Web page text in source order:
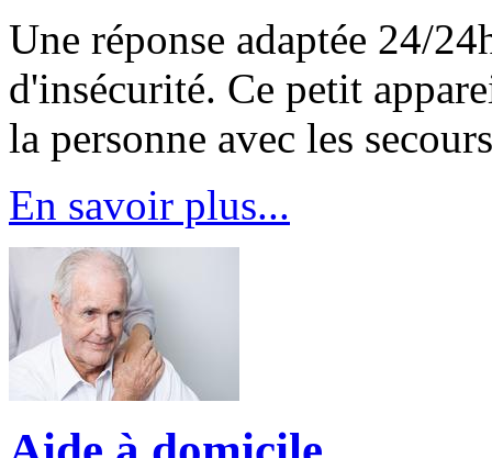
Une réponse adaptée 24/
d'insécurité. Ce petit
la personne avec les
En savoir plus...